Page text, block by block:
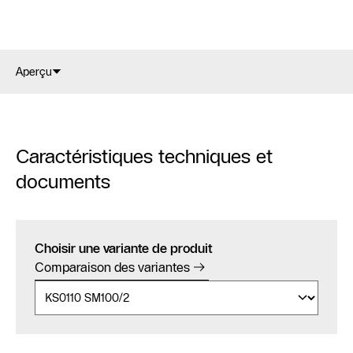
Aperçu
Caractéristiques techniques et
documents
Choisir une variante de produit
Comparaison des variantes